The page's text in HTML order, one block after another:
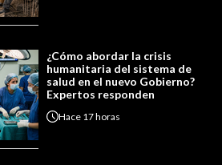
¿Cómo abordar la crisis
humanitaria del sistema de
salud en el nuevo Gobierno?
Expertos responden
Hace 17 horas